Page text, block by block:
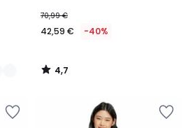
70,99 €
42,59 € -40%
4,7
/